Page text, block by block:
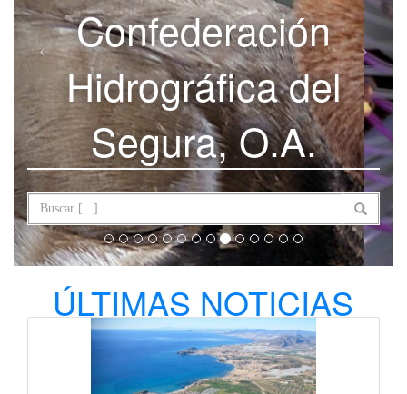
Confederación
Hidrográfica del
Segura, O.A.
ÚLTIMAS NOTICIAS